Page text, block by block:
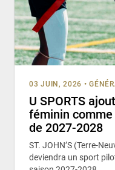
03 JUIN, 2026 •
U SPORTS
féminin
de 2027-2028
ST. JOHN’S (Terre-
deviendra un sport